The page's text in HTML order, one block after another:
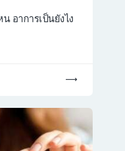
อาการเป็นยังไง